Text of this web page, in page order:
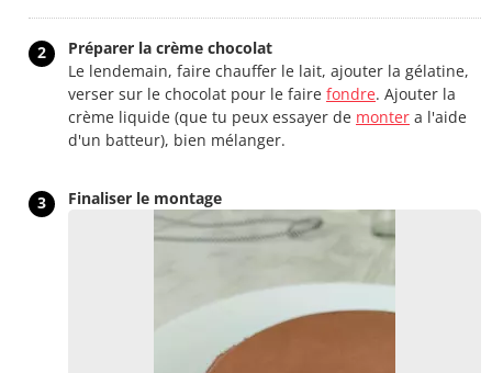
2
Préparer la crème chocolat
Le lendemain, faire chauffer le lait, ajouter la gélatine,
verser sur le chocolat pour le faire fondre. Ajouter la
crème liquide (que tu peux essayer de monter a l'aide
d'un batteur), bien mélanger.
3 Finaliser le montage